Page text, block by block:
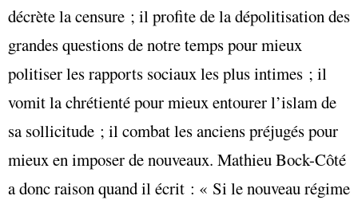
décrète la censure ; il profite de la dépolitisation des
grandes questions de notre temps pour mieux
politiser les rapports sociaux les plus intimes ; il
vomit la chrétienté pour mieux entourer l’islam de
sa sollicitude ; il combat les anciens préjugés pour
mieux en imposer de nouveaux. Mathieu Bock-Côté
a donc raison quand il écrit : « Si le nouveau régime